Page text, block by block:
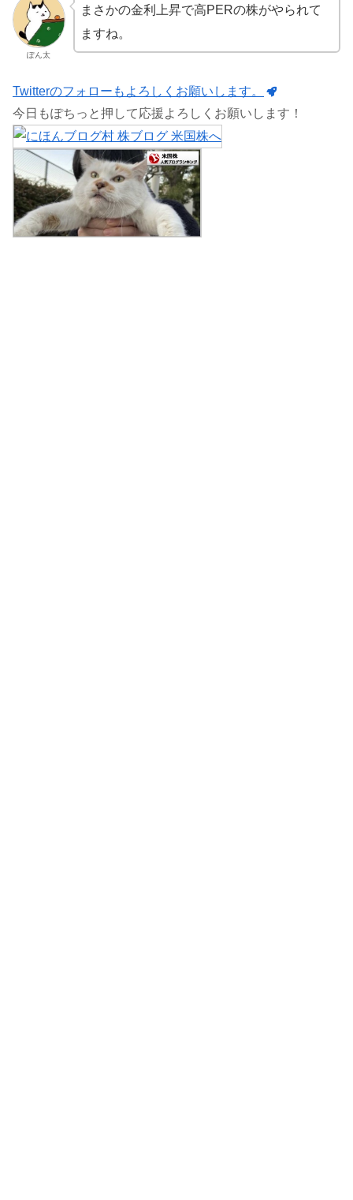
ぽん太
まさかの金利上昇で高PERの株がやられて
ますね。
Twitterのフォローもよろしくお願いします。
今日もぽちっと押して応援よろしくお願いします！